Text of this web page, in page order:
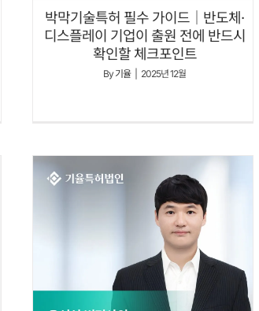
박막기술특허 필수 가이드｜반도체·
디스플레이 기업이 출원 전에 반드시
확인할 체크포인트
By기율 2025년 12월